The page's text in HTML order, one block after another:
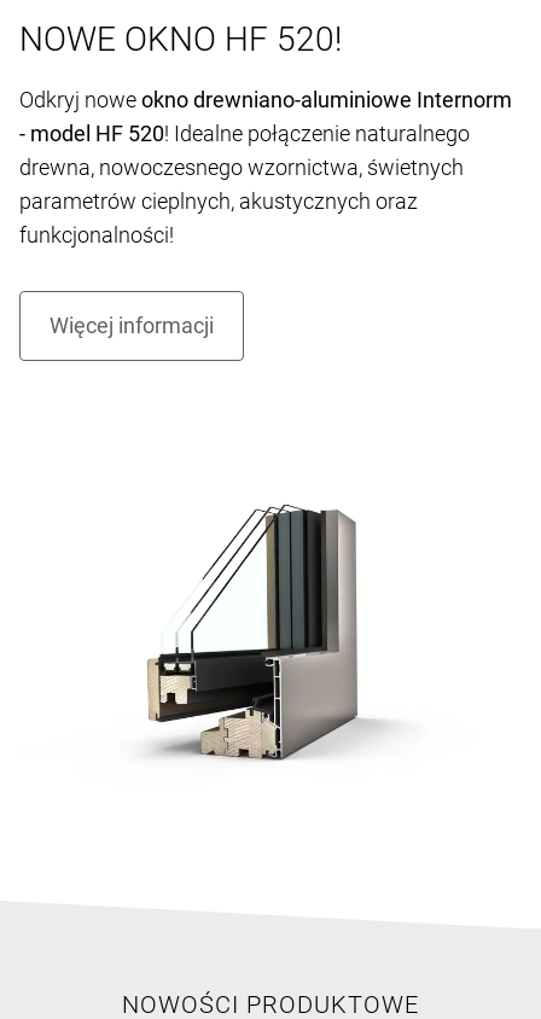
NOWE OKNO HF 520!
Odkryj noweokno drewniano-aluminiowe Internorm
- model HF 520! Idealne połączenie naturalnego
drewna, nowoczesnego wzornictwa, świetnych
parametrów cieplnych, akustycznych oraz
funkcjonalności!
NOWOŚCI PRODUKTOWE